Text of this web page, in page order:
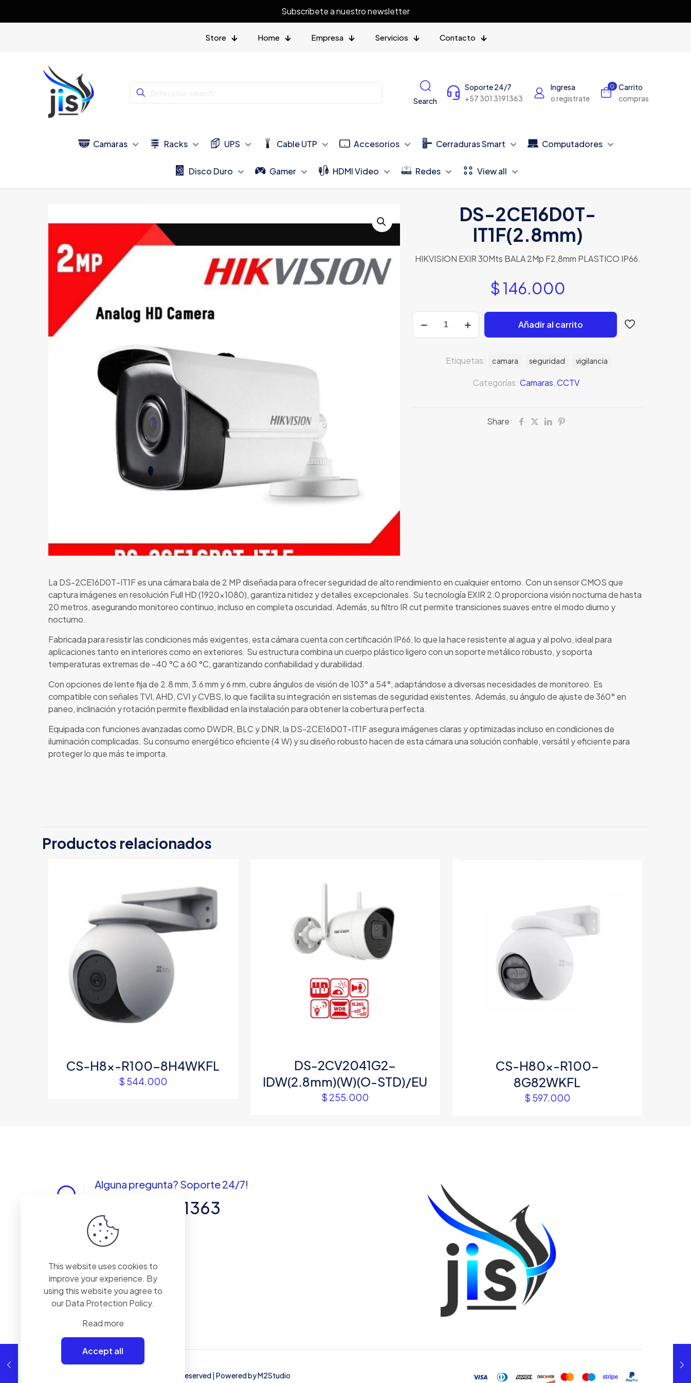
Subscribete a nuestro newsletter
Store Home Empresa Servicios Contacto
Search
Soporte 24/7
+57 301 3191363
Ingresa
o registrate
0
Carrito
compras
Camaras Racks UPS Cable UTP Accesorios Cerraduras Smart Computadores
Disco Duro Gamer HDMI Video Redes View all
DS-2CE16D0T-
IT1F(2.8mm)
HIKVISION EXIR 30Mts BALA 2Mp F2,8mm PLASTICO IP66.
$ 146.000
2CE16D0T-
Añadir al carrito
Categorías: Camaras CCTV
Etiquetas: camara seguridad vigilancia
Share
La DS-2CE16D0T-IT1F es una cámara bala de 2 MP diseñada para ofrecer seguridad de alto rendimiento en cualquier entorno. Con un sensor CMOS que
captura imágenes en resolución Full HD (1920×1080), garantiza nitidez y detalles excepcionales. Su tecnología EXIR 2.0 proporciona visión nocturna de hasta
20 metros, asegurando monitoreo continuo, incluso en completa oscuridad. Además, su filtro IR cut permite transiciones suaves entre el modo diurno y
nocturno.
Fabricada para resistir las condiciones más exigentes, esta cámara cuenta con certificación IP66, lo que la hace resistente al agua y al polvo, ideal para
aplicaciones tanto en interiores como en exteriores. Su estructura combina un cuerpo plástico ligero con un soporte metálico robusto, y soporta
temperaturas extremas de -40 °C a 60 °C, garantizando confiabilidad y durabilidad.
Con opciones de lente fija de 2.8 mm, 3.6 mm y 6 mm, cubre ángulos de visión de 103° a 54°, adaptándose a diversas necesidades de monitoreo. Es
compatible con señales TVI, AHD, CVI y CVBS, lo que facilita su integración en sistemas de seguridad existentes. Además, su ángulo de ajuste de 360° en
paneo, inclinación y rotación permite flexibilidad en la instalación para obtener la cobertura perfecta.
Equipada con funciones avanzadas como DWDR, BLC y DNR, la DS-2CE16D0T-IT1F asegura imágenes claras y optimizadas incluso en condiciones de
iluminación complicadas. Su consumo energético eficiente (4 W) y su diseño robusto hacen de esta cámara una solución confiable, versátil y eficiente para
proteger lo que más te importa.
Productos relacionados
CS-H8x-R100-8H4WKFL
$ 544.000
DS-2CV2041G2-
IDW(2.8mm)(W)(O-STD)/EU
$ 255.000
CS-H80x-R100-
8G82WKFL
$ 597.000
Alguna pregunta? Soporte 24/7!
+57 3013191363
siguenos en nuestras redes
| All Rights Reserved | Powered byM2Studio
This website uses cookies to
improve your experience. By
using this website you agree to
ourData Protection Policy.
Read more
Accept all